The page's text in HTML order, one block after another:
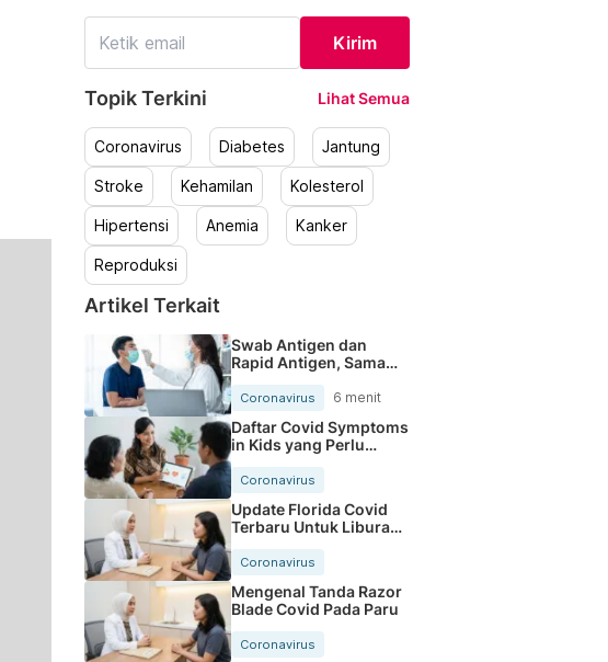
Kirim
Topik Terkini Lihat Semua
Coronavirus Diabetes Jantung
Stroke Kehamilan Kolesterol
Hipertensi Anemia Kanker
Reproduksi
Artikel Terkait
Swab Antigen dan
Rapid Antigen, Sama
atau Beda?
Coronavirus 6 menit
Daftar Covid Symptoms
in Kids yang Perlu
Orang Tua Tahu
Coronavirus
Update Florida Covid
Terbaru Untuk Liburan
Coronavirus
Mengenal Tanda Razor
Blade Covid Pada Paru
Coronavirus